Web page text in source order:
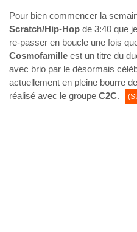
Pour bien commencer la
Scratch/Hip-Hop de 3:40 que
re-passer en boucle une fois
Cosmofamille est un titre du
avec brio par le désormais
actuellement en pleine bourre
réalisé avec le groupe C2C.